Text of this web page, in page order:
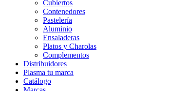
Cubiertos
Contenedores
Pastelería
Aluminio
Ensaladeras
Platos y Charolas
Complementos
Distribuidores
Plasma tu marca
Catálogo